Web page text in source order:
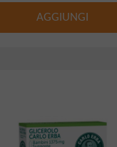
AGGIUNGI